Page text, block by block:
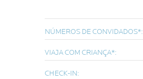
NÚMEROS DE CONVIDADOS*:
VIAJA COM CRIANÇA*:
CHECK-IN: